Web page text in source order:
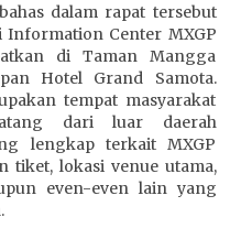
Lewat
Polres
dalam rapat tersebut
Information Center MXGP
di Taman Mangga
Hotel Grand Samota.
tempat masyarakat
dari luar daerah
lengkap terkait MXGP
tiket, lokasi venue utama,
even-even lain yang